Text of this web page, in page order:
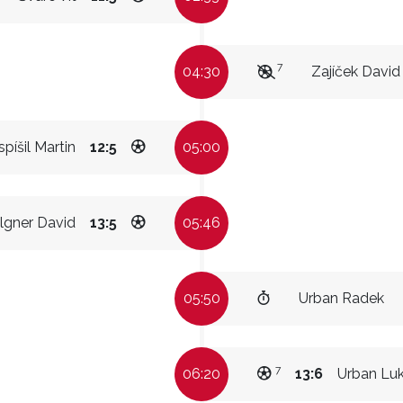
04:30 Zajíček David
7
Martin 12:5 05:00
David 13:5 05:46
05:50 Urban Radek
06:20 Urban
13:6
7